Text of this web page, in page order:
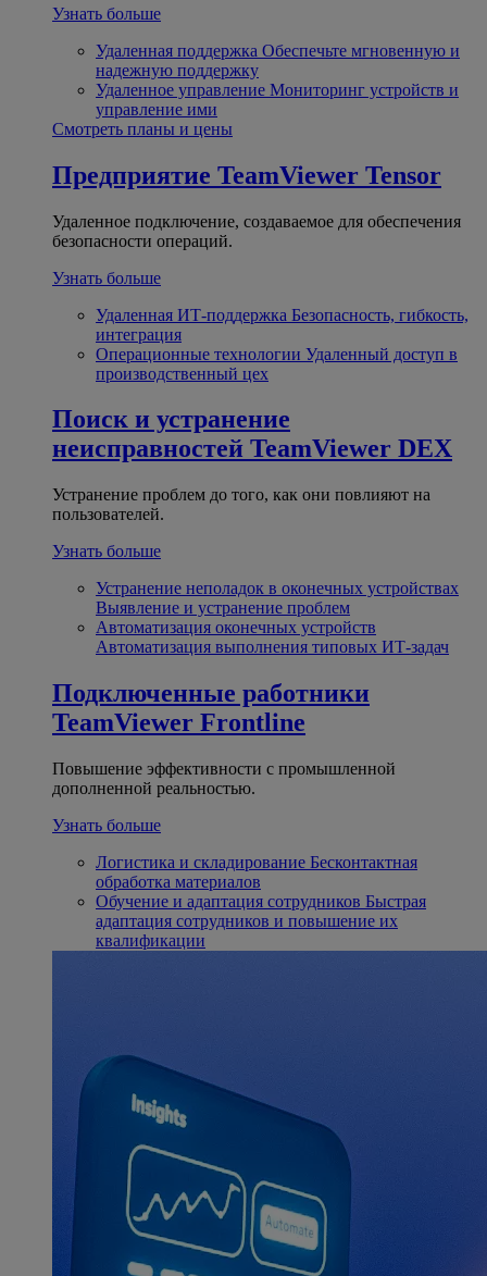
Узнать больше
Удаленная поддержка Обеспечьте мгновенную и
надежную поддержку
Удаленное управление Мониторинг устройств и
управление ими
Смотреть планы и цены
Предприятие TeamViewer Tensor
Удаленное подключение, создаваемое для обеспечения
безопасности операций.
Узнать больше
Удаленная ИТ-поддержка Безопасность, гибкость,
интеграция
Операционные технологии Удаленный доступ в
производственный цех
Поиск и устранение
неисправностей TeamViewer DEX
Устранение проблем до того, как они повлияют на
пользователей.
Узнать больше
Устранение неполадок в оконечных устройствах
Выявление и устранение проблем
Автоматизация оконечных устройств
Автоматизация выполнения типовых ИТ-задач
Подключенные работники
TeamViewer Frontline
Повышение эффективности с промышленной
дополненной реальностью.
Узнать больше
Логистика и складирование Бесконтактная
обработка материалов
Обучение и адаптация сотрудников Быстрая
адаптация сотрудников и повышение их
квалификации